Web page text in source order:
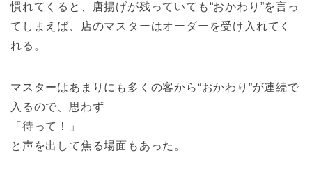
慣れてくると、唐揚げが残っていても“おかわり”を言っ
てしまえば、店のマスターはオーダーを受け入れてく
れる。
マスターはあまりにも多くの客から“おかわり”が連続で
入るので、思わず
「待って！」
と声を出して焦る場面もあった。